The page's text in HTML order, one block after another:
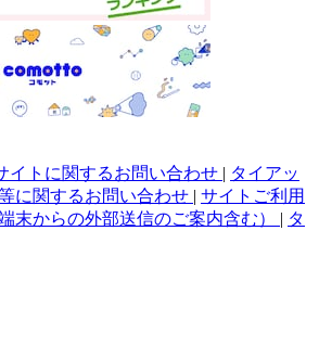
イトに関するお問い合わせ | タイアッ
に関するお問い合わせ | サイトご利用
末からの外部送信のご案内含む） | タ